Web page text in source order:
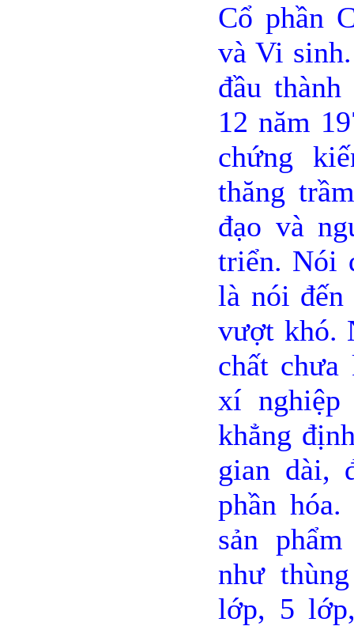
Cổ phần
và Vi
đầu
12 năm
chứng
thăng
đạo và
triển. Nói
là nói đến
vượt khó.
chất
xí
khẳng
gian dài,
phần
sản
như
lớp, 5